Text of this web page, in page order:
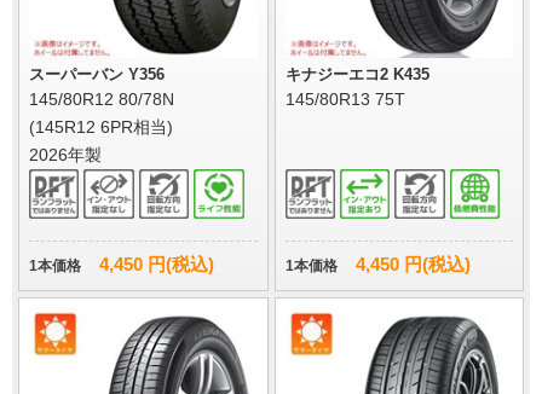
スーパーバン Y356
145/80R12 80/78N
(145R12 6PR相当)
2026年製
1本価格 4,450 円(税込)
キナジーエコ2 K435
145/80R13 75T
1本価格 4,450 円(税込)